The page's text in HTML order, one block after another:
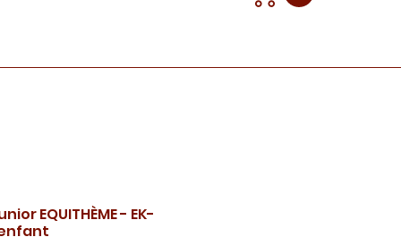
EQUITHÈME - EK-